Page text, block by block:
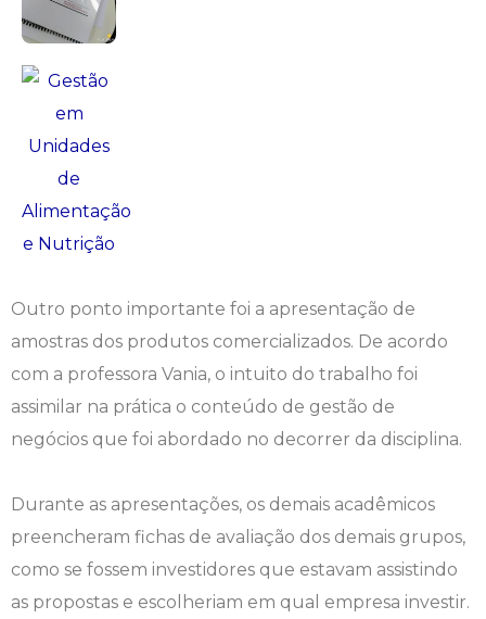
Outro ponto importante foi a apresentação de
amostras dos produtos comercializados. De acordo
com a professora Vania, o intuito do trabalho foi
assimilar na prática o conteúdo de gestão de
negócios que foi abordado no decorrer da disciplina.
Durante as apresentações, os demais acadêmicos
preencheram fichas de avaliação dos demais grupos,
como se fossem investidores que estavam assistindo
as propostas e escolheriam em qual empresa investir.